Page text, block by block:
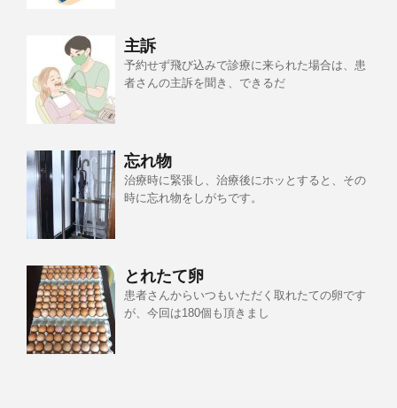
主訴
予約せず飛び込みで診療に来られた場合は、患
者さんの主訴を聞き、できるだ
忘れ物
治療時に緊張し、治療後にホッとすると、その
時に忘れ物をしがちです。
とれたて卵
患者さんからいつもいただく取れたての卵です
が、今回は180個も頂きまし